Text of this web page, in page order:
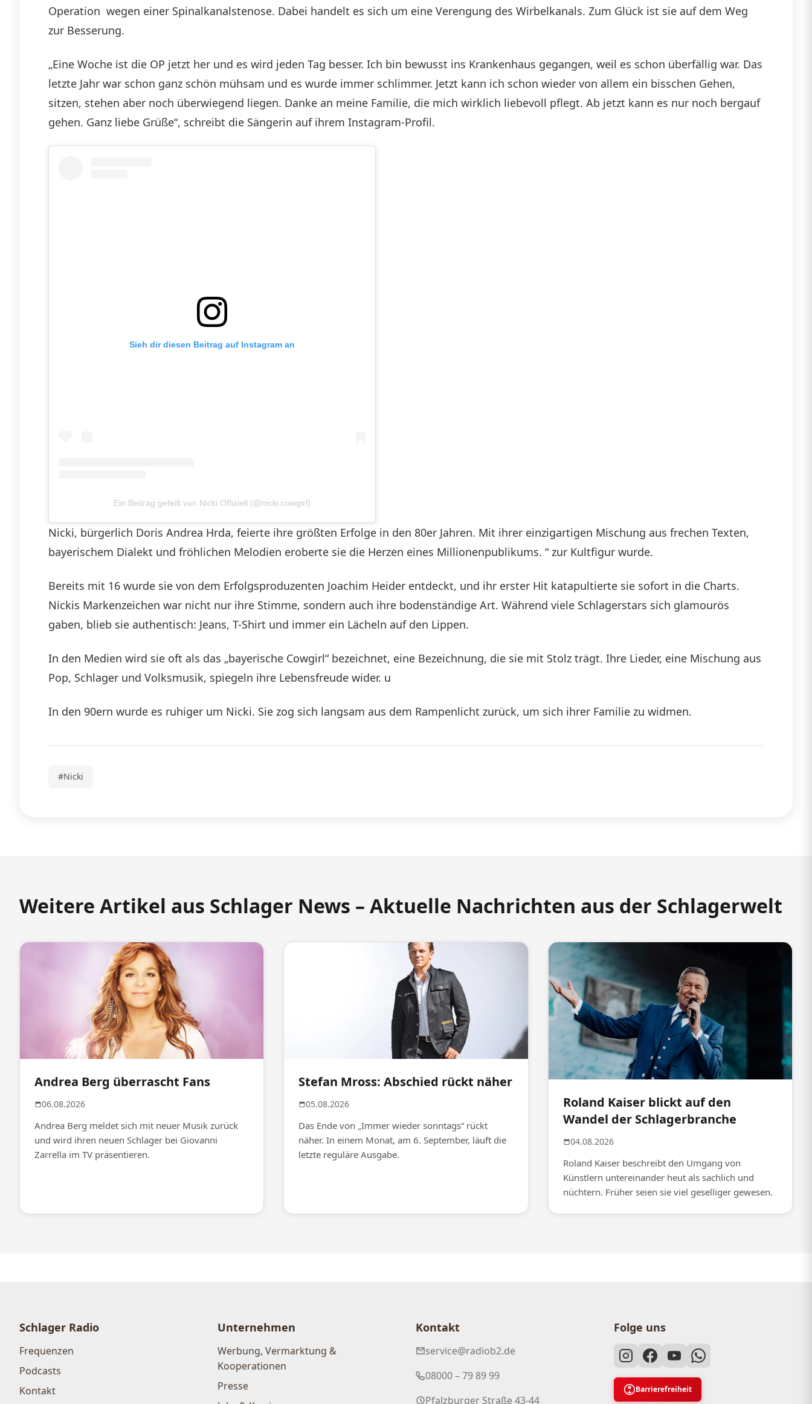
Operation wegen einer Spinalkanalstenose. Dabei handelt es sich um eine Verengung des Wirbelkanals. Zum Glück ist sie auf dem Weg
zur Besserung.
„Eine Woche ist die OP jetzt her und es wird jeden Tag besser. Ich bin bewusst ins Krankenhaus gegangen, weil es schon überfällig war. Das
letzte Jahr war schon ganz schön mühsam und es wurde immer schlimmer. Jetzt kann ich schon wieder von allem ein bisschen Gehen,
sitzen, stehen aber noch überwiegend liegen. Danke an meine Familie, die mich wirklich liebevoll pflegt. Ab jetzt kann es nur noch bergauf
gehen. Ganz liebe Grüße“, schreibt die Sängerin auf ihrem Instagram-Profil.
Sieh dir diesen Beitrag auf Instagram an
Ein Beitrag geteilt von Nicki Offiziell (@nicki.cowgirl)
Nicki, bürgerlich Doris Andrea Hrda, feierte ihre größten Erfolge in den 80er Jahren. Mit ihrer einzigartigen Mischung aus frechen Texten,
bayerischem Dialekt und fröhlichen Melodien eroberte sie die Herzen eines Millionenpublikums. “ zur Kultfigur wurde.
Bereits mit 16 wurde sie von dem Erfolgsproduzenten Joachim Heider entdeckt, und ihr erster Hit katapultierte sie sofort in die Charts.
Nickis Markenzeichen war nicht nur ihre Stimme, sondern auch ihre bodenständige Art. Während viele Schlagerstars sich glamourös
gaben, blieb sie authentisch: Jeans, T-Shirt und immer ein Lächeln auf den Lippen.
In den Medien wird sie oft als das „bayerische Cowgirl“ bezeichnet, eine Bezeichnung, die sie mit Stolz trägt. Ihre Lieder, eine Mischung aus
Pop, Schlager und Volksmusik, spiegeln ihre Lebensfreude wider. u
In den 90ern wurde es ruhiger um Nicki. Sie zog sich langsam aus dem Rampenlicht zurück, um sich ihrer Familie zu widmen.
#Nicki
Weitere Artikel aus Schlager News – Aktuelle Nachrichten aus der Schlagerwelt
Andrea Berg überrascht Fans
06.08.2026
Andrea Berg meldet sich mit neuer Musik zurück
und wird ihren neuen Schlager bei Giovanni
Zarrella im TV präsentieren.
Stefan Mross: Abschied rückt näher
05.08.2026
Das Ende von „Immer wieder sonntags“ rückt
näher. In einem Monat, am 6. September, läuft die
letzte reguläre Ausgabe.
Roland Kaiser blickt auf den
Wandel der Schlagerbranche
04.08.2026
Roland Kaiser beschreibt den Umgang von
Künstlern untereinander heut als sachlich und
nüchtern. Früher seien sie viel geselliger gewesen.
Schlager Radio
Frequenzen
Podcasts
Kontakt
Unternehmen
Werbung, Vermarktung &
Kooperationen
Presse
Kontakt
service@radiob2.de
08000 – 79 89 99
Pfalzburger Straße 43-44
Folge uns
Barrierefreiheit